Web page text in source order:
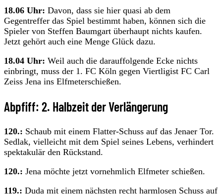
18.06 Uhr: Davon, dass sie hier quasi ab dem
Gegentreffer das Spiel bestimmt haben, können sich die
Spieler von Steffen Baumgart überhaupt nichts kaufen.
Jetzt gehört auch eine Menge Glück dazu.
18.04 Uhr: Weil auch die darauffolgende Ecke nichts
einbringt, muss der 1. FC Köln gegen Viertligist FC Carl
Zeiss Jena ins Elfmeterschießen.
Abpfiff: 2. Halbzeit der Verlängerung
120.: Schaub mit einem Flatter-Schuss auf das Jenaer Tor.
Sedlak, vielleicht mit dem Spiel seines Lebens, verhindert
spektakulär den Rückstand.
120.: Jena möchte jetzt vornehmlich Elfmeter schießen.
119.: Duda mit einem nächsten recht harmlosen Schuss auf